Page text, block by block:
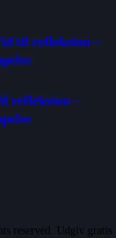
til refleksion –
refleksion –
reserved. Udgiv gratis